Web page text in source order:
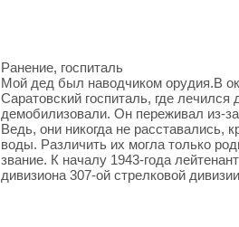
Ранение, госпиталь
Мой дед был наводчиком орудия.В
Саратовский госпиталь, где
демобилизовали. Он переживал из-
Ведь, они никогда не расставались,
воды. Различить их могла только
звание. К началу 1943-года
дивизиона 307-ой стрелковой